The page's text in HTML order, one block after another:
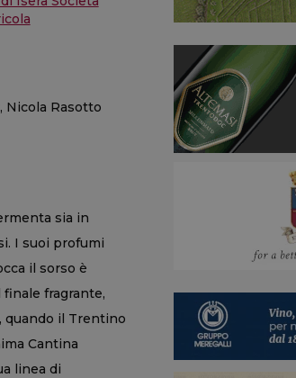
Nicola Rasotto
sia in
I suoi profumi
il sorso è
fragrante,
quando il Trentino
Cantina
linea di